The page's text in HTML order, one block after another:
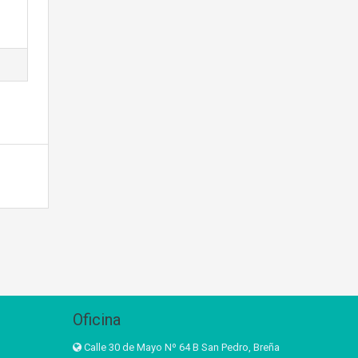
Oficina
Calle 30 de Mayo Nº 64 B San Pedro, Breña